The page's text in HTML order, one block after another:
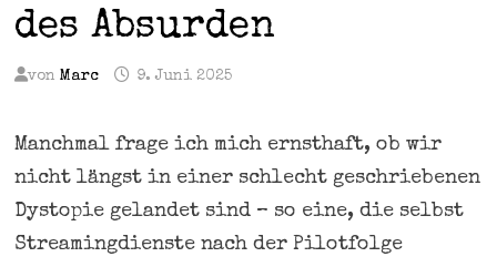
des Absurden
von Marc 9. Juni 2025
Manchmal frage ich mich ernsthaft, ob wir
nicht längst in einer schlecht geschriebenen
Dystopie gelandet sind – so eine, die selbst
Streamingdienste nach der Pilotfolge